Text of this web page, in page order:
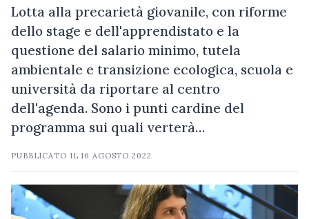
Lotta alla precarietà giovanile, con riforme
dello stage e dell'apprendistato e la
questione del salario minimo, tutela
ambientale e transizione ecologica, scuola e
università da riportare al centro
dell'agenda. Sono i punti cardine del
programma sui quali verterà…
PUBBLICATO IL16 AGOSTO 2022